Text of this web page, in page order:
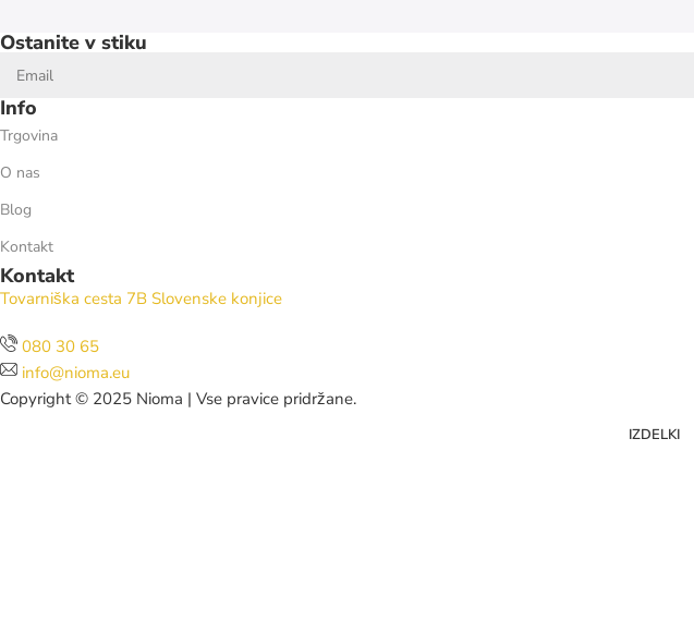
Ostanite v stiku
Info
Trgovina
O nas
Blog
Kontakt
Kontakt
Tovarniška cesta 7B Slovenske konjice
080 30 65
info@nioma.eu
Copyright © 2025 Nioma | Vse pravice pridržane.
IZDELKI